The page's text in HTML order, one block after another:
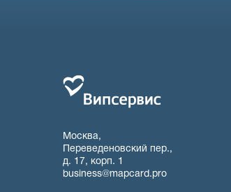
Москва,
Переведеновский пер.,
д. 17, корп. 1
business@mapcard.pro